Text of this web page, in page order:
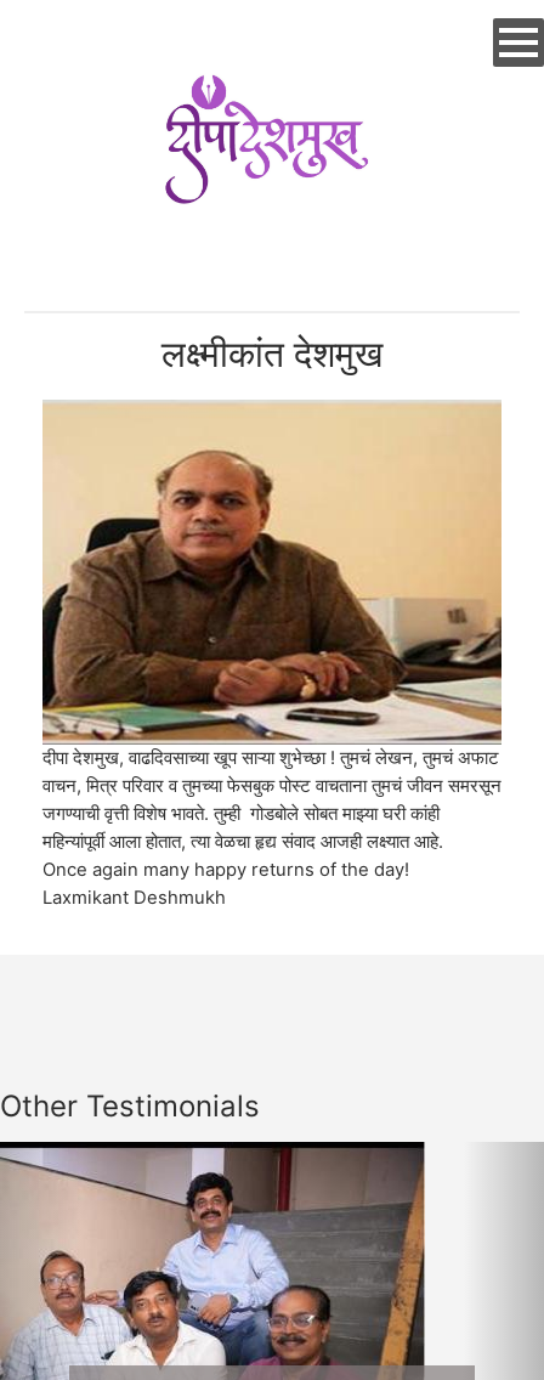
लक्ष्मीकांत देशमुख
दीपा देशमुख, वाढदिवसाच्या खूप साऱ्या शुभेच्छा ! तुमचं लेखन, तुमचं अफाट
वाचन, मित्र परिवार व तुमच्या फेसबुक पोस्ट वाचताना तुमचं जीवन समरसून
जगण्याची वृत्ती विशेष भावते. तुम्ही गोडबोले सोबत माझ्या घरी कांही
महिन्यांपूर्वी आला होतात, त्या वेळचा हृद्य संवाद आजही लक्ष्यात आहे.
Once again many happy returns of the day!
Laxmikant Deshmukh
Other Testimonials
Previous